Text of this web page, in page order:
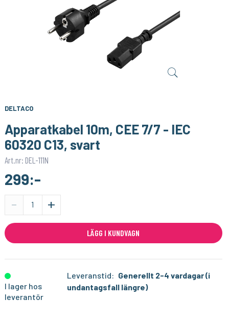
DELTACO
Apparatkabel 10m, CEE 7/7 - IEC
60320 C13, svart
Art.nr: DEL-111N
299:-
-
+
LÄGG I KUNDVAGN
I lager hos
leverantör
Leveranstid: Generellt 2-4 vardagar (i
undantagsfall längre)